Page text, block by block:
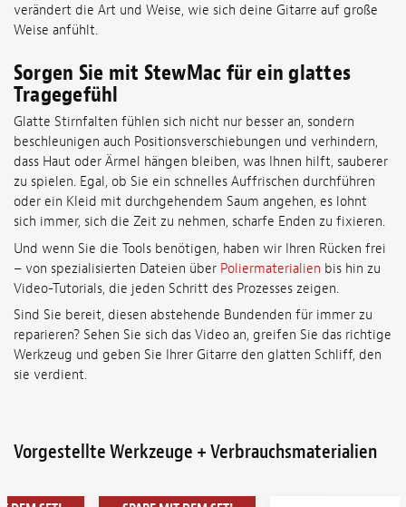
verändert die Art und Weise, wie sich deine Gitarre auf große
Weise anfühlt.
Sorgen Sie mit StewMac für ein glattes
Tragegefühl
Glatte Stirnfalten fühlen sich nicht nur besser an, sondern
beschleunigen auch Positionsverschiebungen und verhindern,
dass Haut oder Ärmel hängen bleiben, was Ihnen hilft, sauberer
zu spielen. Egal, ob Sie ein schnelles Auffrischen durchführen
oder ein Kleid mit durchgehendem Saum angehen, es lohnt
sich immer, sich die Zeit zu nehmen, scharfe Enden zu fixieren.
Und wenn Sie die Tools benötigen, haben wir Ihren Rücken frei
– von spezialisierten Dateien über Poliermaterialien bis hin zu
Video-Tutorials, die jeden Schritt des Prozesses zeigen.
Sind Sie bereit, diesen abstehende Bundenden für immer zu
reparieren? Sehen Sie sich das Video an, greifen Sie das richtige
Werkzeug und geben Sie Ihrer Gitarre den glatten Schliff, den
sie verdient.
Vorgestellte Werkzeuge + Verbrauchsmaterialien